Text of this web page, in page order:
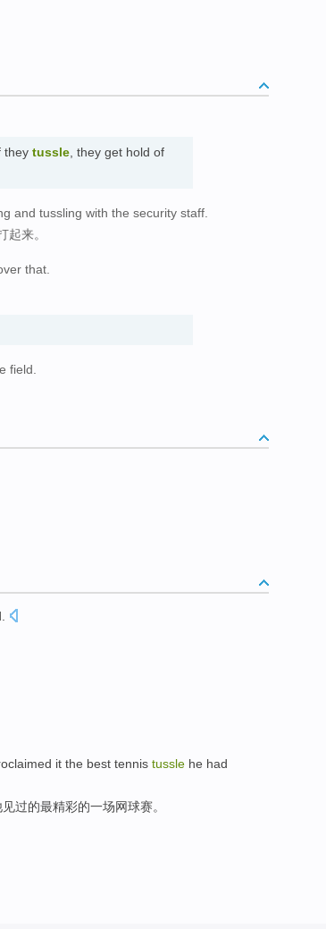
they tussle, they get hold of
and tussling with the security staff.
来。
that.
field.
it the best tennis tussle he had
见过的最精彩的一场网球赛。